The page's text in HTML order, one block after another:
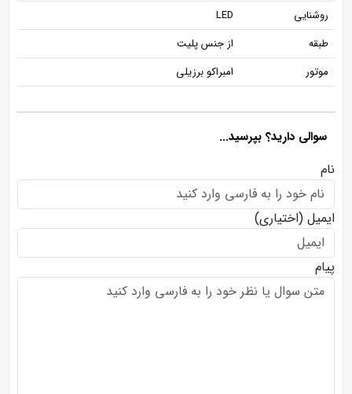
روشنایی
LED
طبقه
از جنس پلیت
موتور
امبراکو برزیلی
سوالی دارید؟ بپرسید...
نام
ایمیل (اختیاری)
پیام